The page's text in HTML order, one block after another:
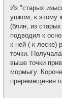
Из "старых
ушком, к этому
(блин, из
подводил к
к ней ( к леске)
точки.
выше точки
мормыгу.
преремещения